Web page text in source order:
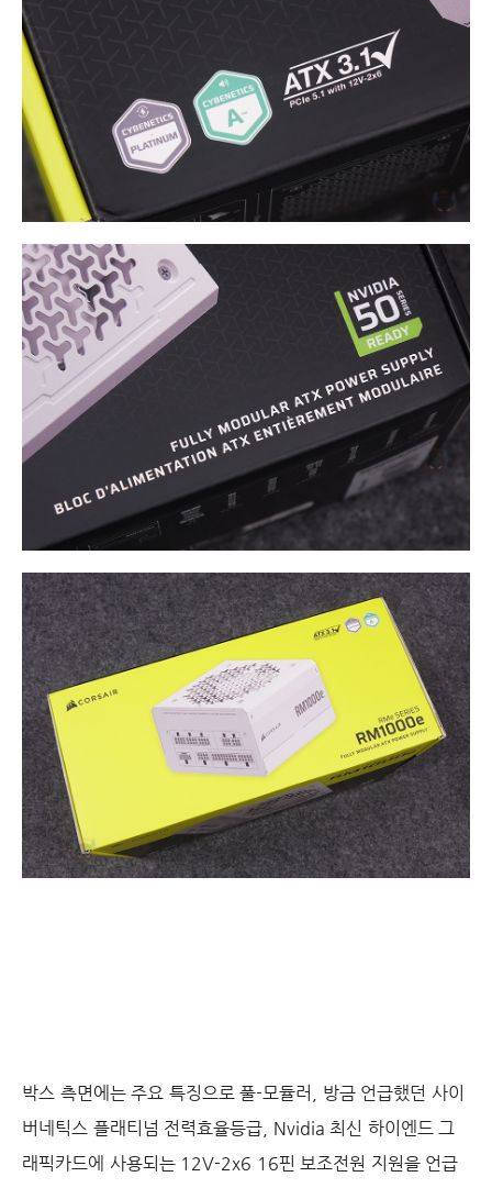
박스 측면에는 주요 특징으로 풀-모듈러, 방금 언급했던 사이
버네틱스 플래티넘 전력효율등급, Nvidia 최신 하이엔드 그
래픽카드에 사용되는 12V-2x6 16핀 보조전원 지원을 언급